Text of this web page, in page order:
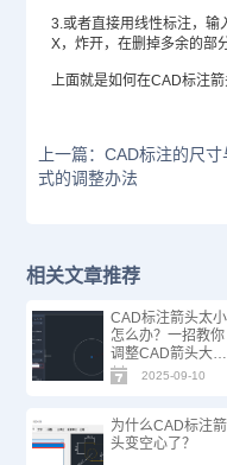
3.或者直接用线性标注，输
X，炸开，在删掉多余的部
上面就是如何在CAD标注箭
上一篇：CAD标注的尺
式的调整办法
相关文章推荐
CAD标注箭头太小
怎么办？一招教你
调整CAD箭头大
小！
2025-09-10
为什么CAD标注箭
头变空心了？